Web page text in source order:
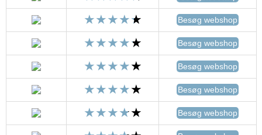
Besøg webshop
Besøg webshop
Besøg webshop
Besøg webshop
Besøg webshop